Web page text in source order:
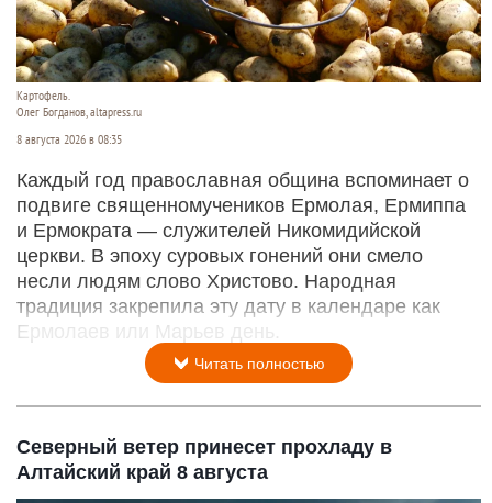
Картофель.
Олег Богданов, altapress.ru
8 августа 2026 в 08:35
Каждый год православная община вспоминает о
подвиге священномучеников Ермолая, Ермиппа
и Ермократа — служителей Никомидийской
церкви. В эпоху суровых гонений они смело
несли людям слово Христово. Народная
традиция закрепила эту дату в календаре как
Ермолаев или Марьев день.
Читать полностью
Северный ветер принесет прохладу в
Алтайский край 8 августа